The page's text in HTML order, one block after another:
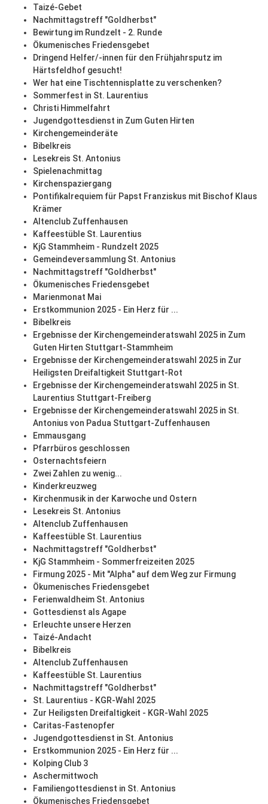
Taizé-Gebet
Nachmittagstreff "Goldherbst"
Bewirtung im Rundzelt - 2. Runde
Ökumenisches Friedensgebet
Dringend Helfer/-innen für den Frühjahrsputz im
Härtsfeldhof gesucht!
Wer hat eine Tischtennisplatte zu verschenken?
Sommerfest in St. Laurentius
Christi Himmelfahrt
Jugendgottesdienst in Zum Guten Hirten
Kirchengemeinderäte
Bibelkreis
Lesekreis St. Antonius
Spielenachmittag
Kirchenspaziergang
Pontifikalrequiem für Papst Franziskus mit Bischof Klaus
Krämer
Altenclub Zuffenhausen
Kaffeestüble St. Laurentius
KjG Stammheim - Rundzelt 2025
Gemeindeversammlung St. Antonius
Nachmittagstreff "Goldherbst"
Ökumenisches Friedensgebet
Marienmonat Mai
Erstkommunion 2025 - Ein Herz für ...
Bibelkreis
Ergebnisse der Kirchengemeinderatswahl 2025 in Zum
Guten Hirten Stuttgart-Stammheim
Ergebnisse der Kirchengemeinderatswahl 2025 in Zur
Heiligsten Dreifaltigkeit Stuttgart-Rot
Ergebnisse der Kirchengemeinderatswahl 2025 in St.
Laurentius Stuttgart-Freiberg
Ergebnisse der Kirchengemeinderatswahl 2025 in St.
Antonius von Padua Stuttgart-Zuffenhausen
Emmausgang
Pfarrbüros geschlossen
Osternachtsfeiern
Zwei Zahlen zu wenig...
Kinderkreuzweg
Kirchenmusik in der Karwoche und Ostern
Lesekreis St. Antonius
Altenclub Zuffenhausen
Kaffeestüble St. Laurentius
Nachmittagstreff "Goldherbst"
KjG Stammheim - Sommerfreizeiten 2025
Firmung 2025 - Mit "Alpha" auf dem Weg zur Firmung
Ökumenisches Friedensgebet
Ferienwaldheim St. Antonius
Gottesdienst als Agape
Erleuchte unsere Herzen
Taizé-Andacht
Bibelkreis
Altenclub Zuffenhausen
Kaffeestüble St. Laurentius
Nachmittagstreff "Goldherbst"
St. Laurentius - KGR-Wahl 2025
Zur Heiligsten Dreifaltigkeit - KGR-Wahl 2025
Caritas-Fastenopfer
Jugendgottesdienst in St. Antonius
Erstkommunion 2025 - Ein Herz für ...
Kolping Club 3
Aschermittwoch
Familiengottesdienst in St. Antonius
Ökumenisches Friedensgebet